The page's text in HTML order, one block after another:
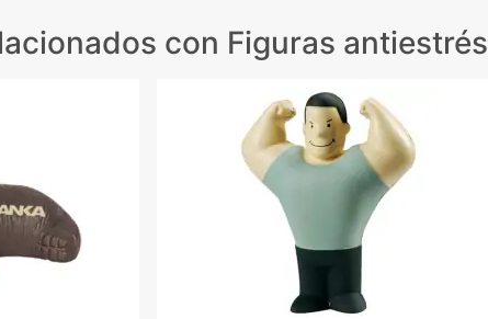
con Figuras antiestrés